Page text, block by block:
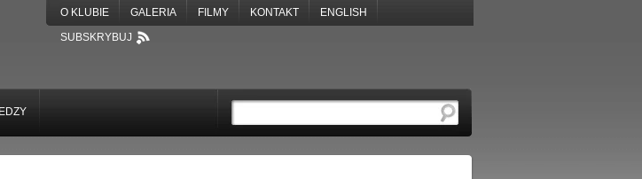
O KLUBIE GALERIA FILMY KONTAKT
ENGLISH
SUBSKRYBUJ